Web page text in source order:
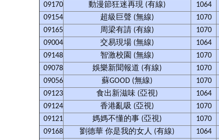
09170
動漫節狂迷再現 (有線)
1064
09154
超級巨聲 (無線)
1070
09165
周梁有請 (有線)
1070
09004
交易現場 (無線)
1064
09148
智激校園 (無線)
1070
09078
娛樂新聞報道 (有線)
1070
09056
蘇GOOD (無線)
1070
09123
食出新滋味 (亞視)
1064
09124
香港亂吸 (亞視)
1070
09121
媽媽不懂的事 (亞視)
1070
09168
劉德華 你是我的女人 (有線)
1064